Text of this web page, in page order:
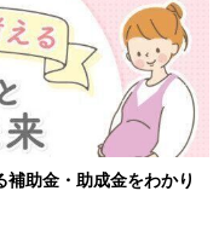
ものも】妊婦の感染症対